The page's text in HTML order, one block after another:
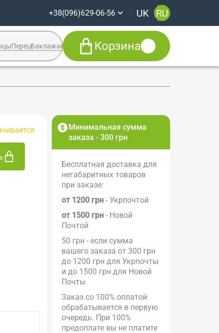
+38(096)629-06-56 UK RU
ПерецБаклажан Кабачок Syngenta
Корзина
Минимальная сумма
заказа - 300 грн
Бесплатная доставка для
негабаритных товаров
при заказе:
от 1200 грн - Укрпочтой
от 1500 грн - Новой
Почтой
50 грн - если сумма
вашего заказа от 300 грн
до 1200 грн для Укрпочты
и до 1500 грн для Новой
Почты
Заказ со 100% оплатой
обрабатывается в первую
очередь. При 100%
предоплате вы не платите